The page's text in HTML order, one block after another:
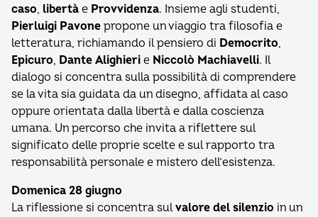
caso, libertà e Provvidenza. Insieme agli studenti,
Pierluigi Pavone propone un viaggio tra filosofia e
letteratura, richiamando il pensiero di Democrito,
Epicuro, Dante Alighieri e Niccolò Machiavelli. Il
dialogo si concentra sulla possibilità di comprendere
se la vita sia guidata da un disegno, affidata al caso
oppure orientata dalla libertà e dalla coscienza
umana. Un percorso che invita a riflettere sul
significato delle proprie scelte e sul rapporto tra
responsabilità personale e mistero dell’esistenza.
Domenica 28 giugno
La riflessione si concentra sulvalore del silenzio in un